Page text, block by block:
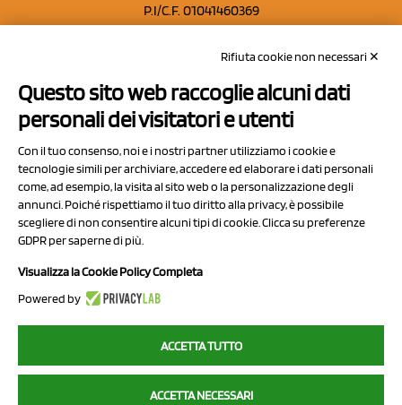
P.I/C.F. 01041460369
Capitale sociale Euro 50.000,00 i.v.
Contatti
Privacy Policy
Cookie Policy
Chi Siamo
2023 NCX Drahorad srl - All rights reserved
myfruit.it è parte del network diNCX DRAHORAD
Rifiuta cookie non necessari ✕
Questo sito web raccoglie alcuni dati
personali dei visitatori e utenti
Con il tuo consenso, noi e i nostri partner utilizziamo i cookie e
tecnologie simili per archiviare, accedere ed elaborare i dati personali
come, ad esempio, la visita al sito web o la personalizzazione degli
annunci. Poiché rispettiamo il tuo diritto alla privacy, è possibile
scegliere di non consentire alcuni tipi di cookie. Clicca su preferenze
GDPR per saperne di più.
Visualizza la Cookie Policy Completa
Powered by
ACCETTA TUTTO
ACCETTA NECESSARI